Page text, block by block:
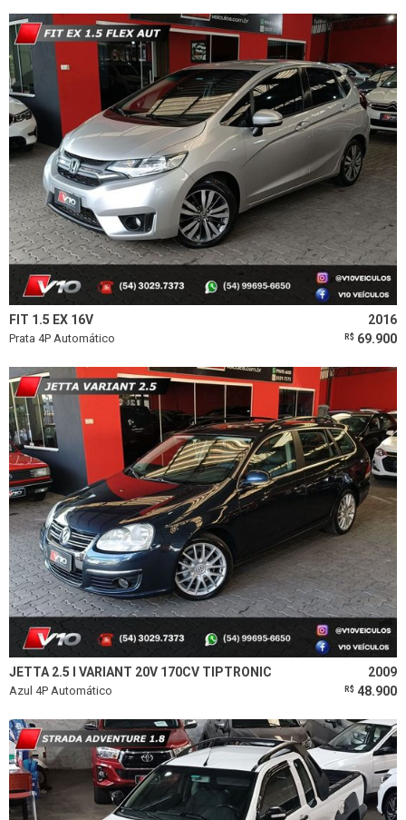
FIT 1.5 EX 16V 2016
Prata 4P Automático R$ 69.900
JETTA 2.5 I VARIANT 20V 170CV TIPTRONIC 2009
Azul 4P Automático R$ 48.900